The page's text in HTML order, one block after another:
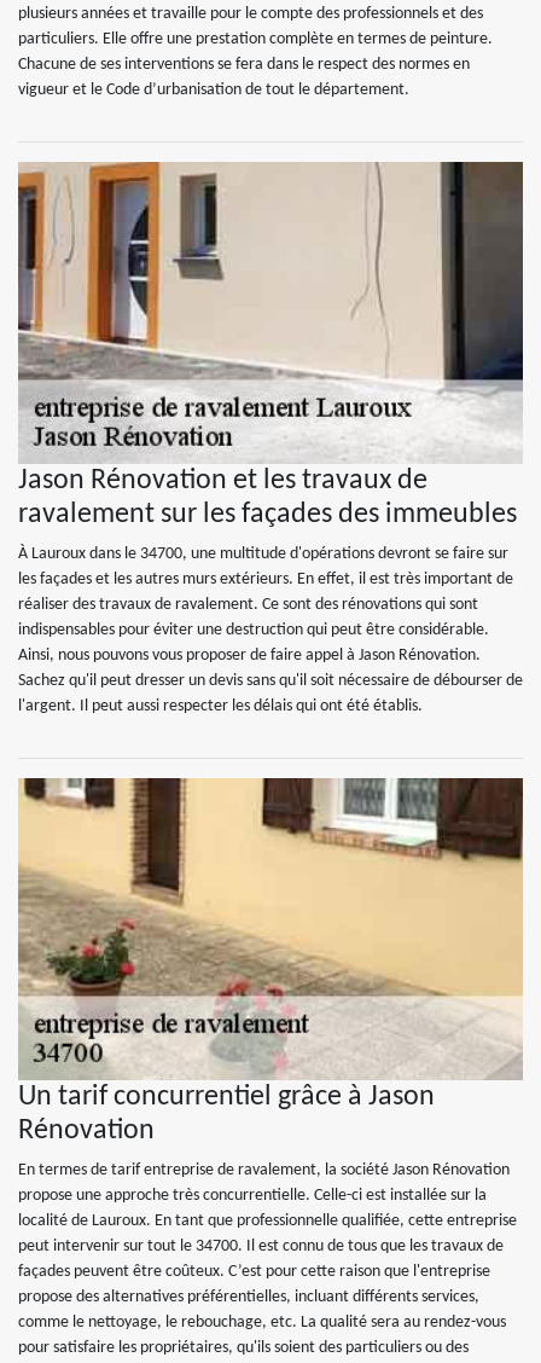
plusieurs années et travaille pour le compte des professionnels et des
particuliers. Elle offre une prestation complète en termes de peinture.
Chacune de ses interventions se fera dans le respect des normes en
vigueur et le Code d’urbanisation de tout le département.
Jason Rénovation et les travaux de
ravalement sur les façades des immeubles
À Lauroux dans le 34700, une multitude d'opérations devront se faire sur
les façades et les autres murs extérieurs. En effet, il est très important de
réaliser des travaux de ravalement. Ce sont des rénovations qui sont
indispensables pour éviter une destruction qui peut être considérable.
Ainsi, nous pouvons vous proposer de faire appel à Jason Rénovation.
Sachez qu'il peut dresser un devis sans qu'il soit nécessaire de débourser de
l'argent. Il peut aussi respecter les délais qui ont été établis.
Un tarif concurrentiel grâce à Jason
Rénovation
En termes de tarif entreprise de ravalement, la société Jason Rénovation
propose une approche très concurrentielle. Celle-ci est installée sur la
localité de Lauroux. En tant que professionnelle qualifiée, cette entreprise
peut intervenir sur tout le 34700. Il est connu de tous que les travaux de
façades peuvent être coûteux. C’est pour cette raison que l'entreprise
propose des alternatives préférentielles, incluant différents services,
comme le nettoyage, le rebouchage, etc. La qualité sera au rendez-vous
pour satisfaire les propriétaires, qu'ils soient des particuliers ou des